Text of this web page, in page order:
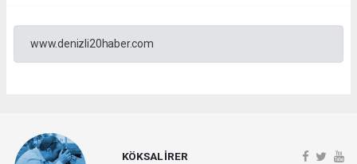
www.denizli20haber.com
KÖKSAL İRER